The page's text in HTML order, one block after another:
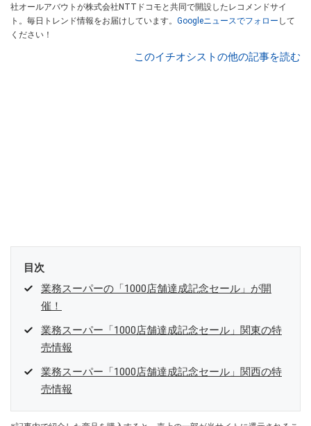
社オールアバウトが株式会社NTTドコモと共同で開設したレコメンドサイ
ト。毎日トレンド情報をお届けしています。 Googleニュースでフォロー して
ください！
このイチオシストの他の記事を読む
目次
業務スーパーの「1000店舗達成記念セール」が開
催！
業務スーパー「1000店舗達成記念セール」関東の特
売情報
業務スーパー「1000店舗達成記念セール」関西の特
売情報